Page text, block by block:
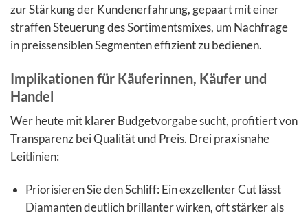
zur Stärkung der Kundenerfahrung, gepaart mit einer
straffen Steuerung des Sortimentsmixes, um Nachfrage
in preissensiblen Segmenten effizient zu bedienen.
Implikationen für Käuferinnen, Käufer und
Handel
Wer heute mit klarer Budgetvorgabe sucht, profitiert von
Transparenz bei Qualität und Preis. Drei praxisnahe
Leitlinien:
Priorisieren Sie den Schliff: Ein exzellenter Cut lässt
Diamanten deutlich brillanter wirken, oft stärker als